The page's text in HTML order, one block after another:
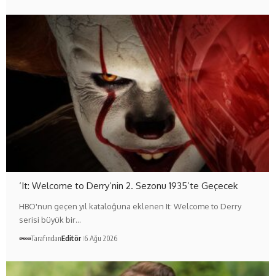
‘It: Welcome to Derry’nin 2. Sezonu 1935’te Geçecek
HBO'nun geçen yıl kataloğuna eklenen It: Welcome to Derry
serisi büyük bir…
TarafındanEditör 6 Ağu 2026